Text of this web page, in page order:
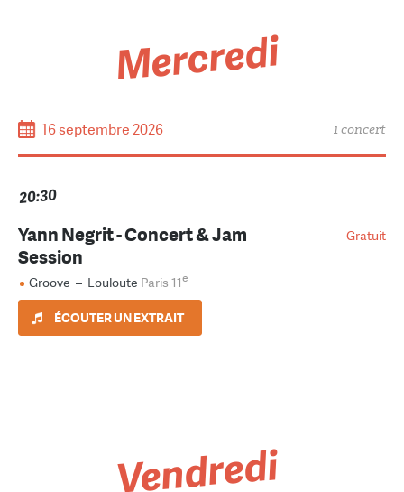
Mercredi
16 septembre 2026 1 concert
20:30
Gratuit
Yann Negrit - Concert & Jam
Session
Groove – Louloute Paris 11e
ÉCOUTER UN EXTRAIT
Vendredi